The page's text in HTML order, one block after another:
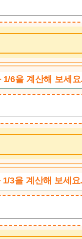
6을 계산해 보세
3을 계산해 보세요